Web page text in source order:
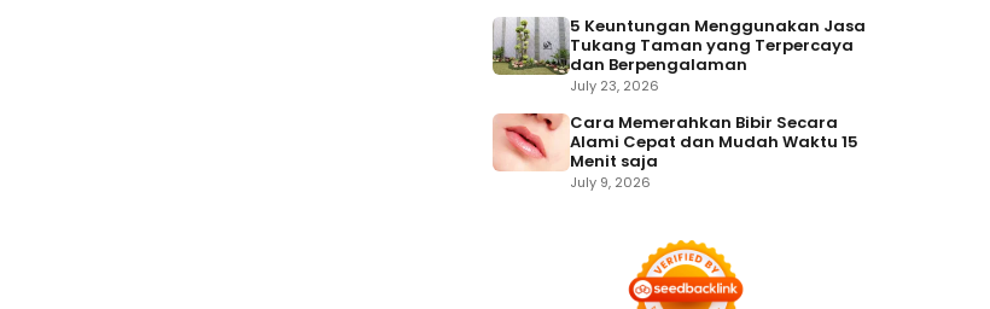
5 Keuntungan Menggunakan Jasa
Tukang Taman yang Terpercaya
dan Berpengalaman
July 23, 2026
Cara Memerahkan Bibir Secara
Alami Cepat dan Mudah Waktu 15
Menit saja
July 9, 2026